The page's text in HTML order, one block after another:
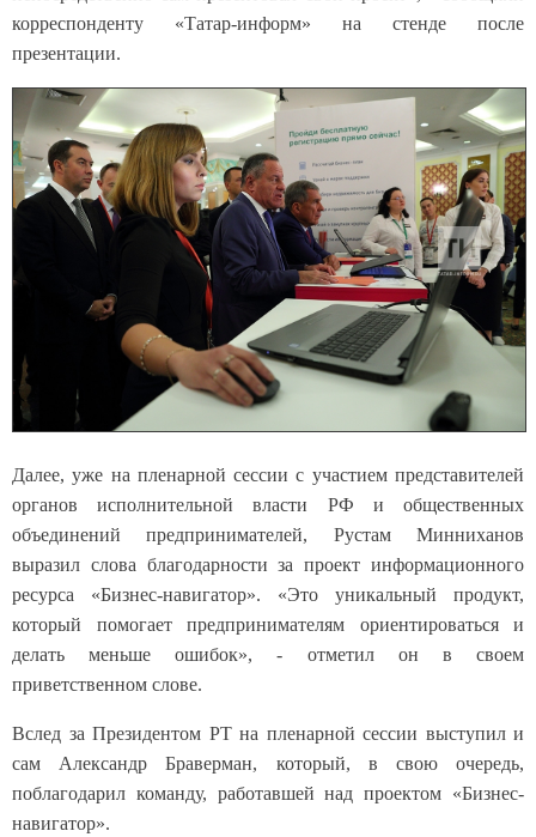
корреспонденту «Татар-информ» на стенде после
презентации.
Далее, уже на пленарной сессии с участием представителей
органов исполнительной власти РФ и общественных
объединений предпринимателей, Рустам Минниханов
выразил слова благодарности за проект информационного
ресурса «Бизнес-навигатор». «Это уникальный продукт,
который помогает предпринимателям ориентироваться и
делать меньше ошибок», - отметил он в своем
приветственном слове.
Вслед за Президентом РТ на пленарной сессии выступил и
сам Александр Браверман, который, в свою очередь,
поблагодарил команду, работавшей над проектом «Бизнес-
навигатор».